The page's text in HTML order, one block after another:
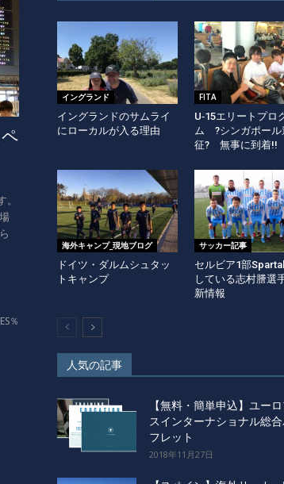
％
イングランド
イングランドのサムライ
にローカルが入る理由
FITA
U‐15エリートプロ
ム ?シンガポール
征? 無事に到着!!
海外キャンプ_現地ブログ
ドイツ・ダルムシュタッ
トキャンプ
サッカー記事
セルビア1部
している志村謄選
新情報
人気の記事
【無料・簡単申込】ユー
スインターナショナル総
フレット
2018年11月27日